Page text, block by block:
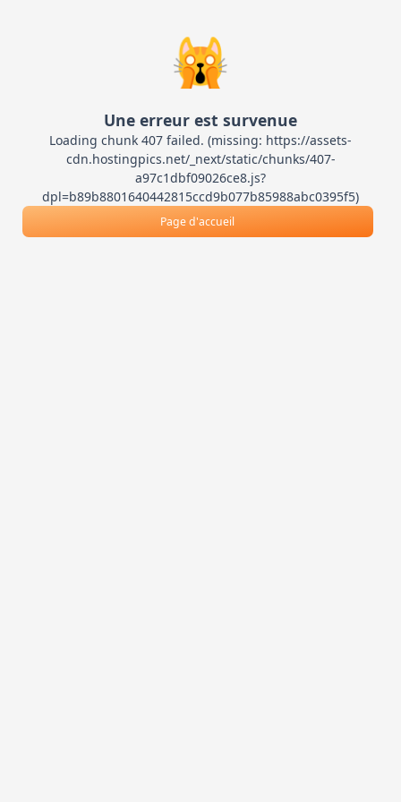
🙀
Une erreur est survenue
Loading chunk 407 failed. (missing: https://assets-
cdn.hostingpics.net/_next/static/chunks/407-
a97c1dbf09026ce8.js?
dpl=b89b8801640442815ccd9b077b85988abc0395f5)
Page d'accueil